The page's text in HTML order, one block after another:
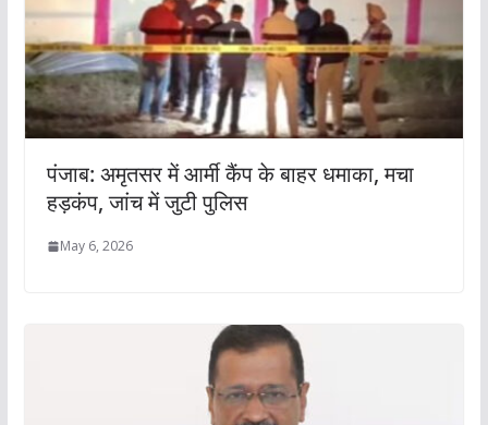
पंजाब: अमृतसर में आर्मी कैंप के बाहर धमाका, मचा
हड़कंप, जांच में जुटी पुलिस
May 6, 2026